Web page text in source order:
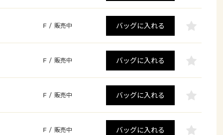
F / 販売中 バッグに入れる
F / 販売中 バッグに入れる
F / 販売中 バッグに入れる
F / 販売中 バッグに入れる